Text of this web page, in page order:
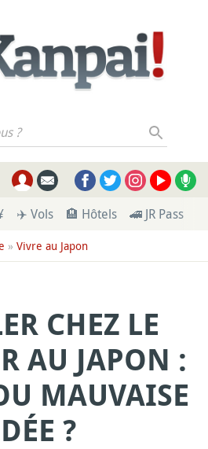
?
✈️ Vols 🏨 Hôtels 🚄 JR Pass
» Vivre au Japon
CHEZ LE
AU JAPON :
MAUVAISE
?